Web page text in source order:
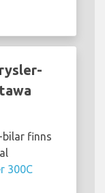
bilar finns
300C